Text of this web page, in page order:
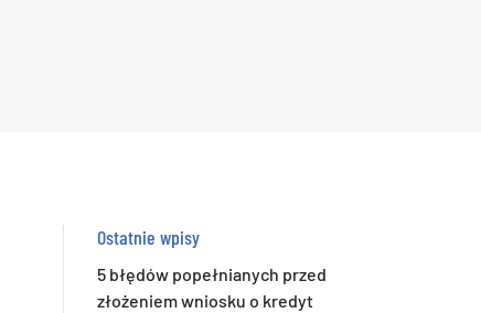
Ostatnie wpisy
5 błędów popełnianych przed
złożeniem wniosku o kredyt